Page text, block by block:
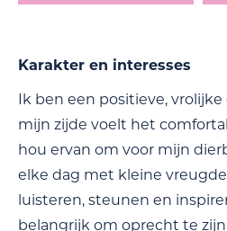
Karakter en interesses
Ik ben een positieve,
mijn zijde voelt het
hou ervan om voor mijn
elke dag met kleine
luisteren, steunen en
belangrijk om oprecht te